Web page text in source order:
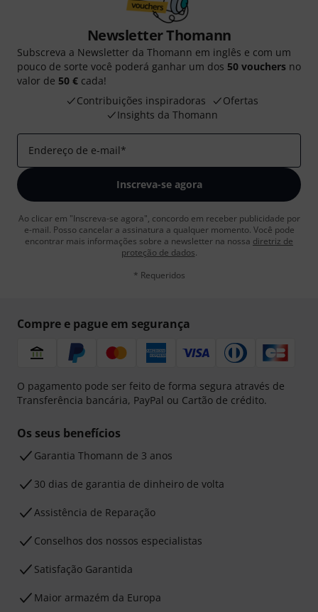
Newsletter Thomann
Subscreva a Newsletter da Thomann em inglês e com um
pouco de sorte você poderá ganhar um dos 50 vouchers no
valor de 50 € cada!
Contribuições inspiradoras
Ofertas
Insights da Thomann
Endereço de e-mail*
Inscreva-se agora
Ao clicar em "Inscreva-se agora", concordo em receber publicidade por
e-mail. Posso cancelar a assinatura a qualquer momento. Você pode
encontrar mais informações sobre a newsletter na nossa diretriz de
proteção de dados.
* Requeridos
Compre e pague em segurança
O pagamento pode ser feito de forma segura através de
Transferência bancária, PayPal ou Cartão de crédito.
Os seus benefícios
Garantia Thomann de 3 anos
30 dias de garantia de dinheiro de volta
Assistência de Reparação
Conselhos dos nossos especialistas
Satisfação Garantida
Maior armazém da Europa